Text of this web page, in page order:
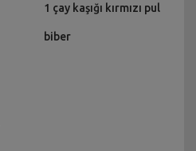
1 çay kaşığı kırmızı pul
biber